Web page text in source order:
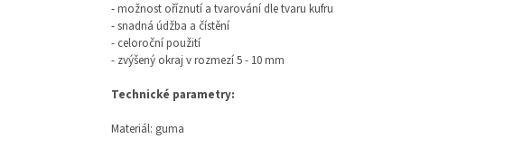
- možnost oříznutí a tvarování dle tvaru kufru
- snadná údžba a čístění
- celoroční použití
- zvýšený okraj v rozmezí 5 - 10 mm
Technické parametry:
Materiál: guma